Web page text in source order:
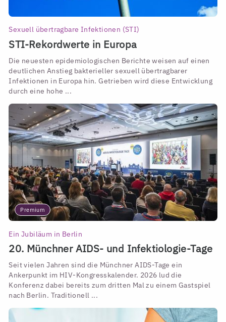
Sexuell übertragbare Infektionen (STI)
STI-Rekordwerte in Europa
Die neuesten epidemiologischen Berichte weisen auf einen
deutlichen Anstieg bakterieller sexuell übertragbarer
Infektionen in Europa hin. Getrieben wird diese Entwicklung
durch eine hohe ...
Premium
Ein Jubiläum in Berlin
20. Münchner AIDS- und Infektiologie-Tage
Seit vielen Jahren sind die Münchner AIDS-Tage ein
Ankerpunkt im HIV-Kongresskalender. 2026 lud die
Konferenz dabei bereits zum dritten Mal zu einem Gastspiel
nach Berlin. Traditionell ...